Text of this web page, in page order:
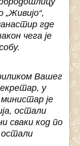
„Живијо“,
где
чега је
Вашег
у
министар је
остали
сваки код по